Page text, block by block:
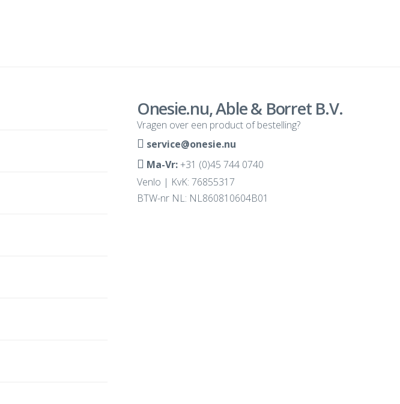
Onesie.nu, Able & Borret B.V.
Vragen over een product of bestelling?
service@onesie.nu
Ma-Vr:+31 (0)45 744 0740
Venlo | KvK: 76855317
BTW-nr NL: NL860810604B01